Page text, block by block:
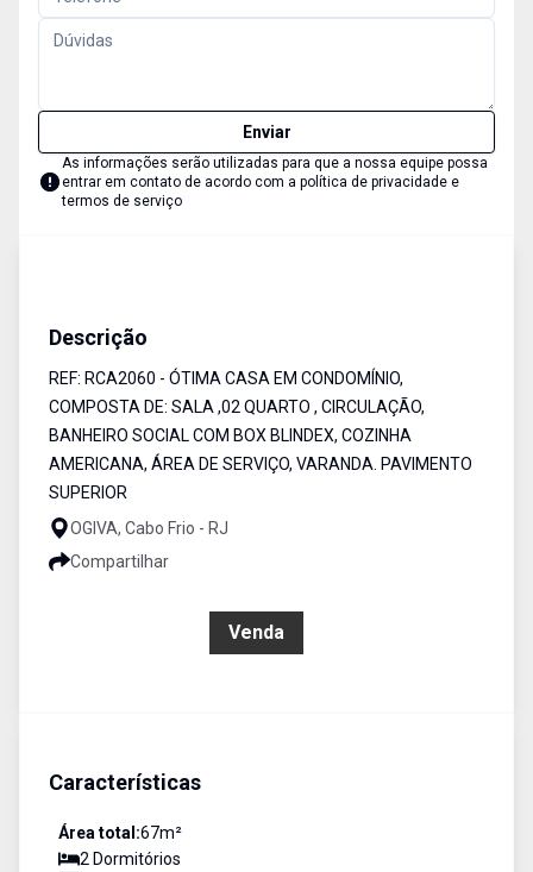
Enviar
As informações serão utilizadas para que a nossa equipe possa
entrar em contato de acordo com a política de privacidade e
termos de serviço
Descrição
REF: RCA2060 - ÓTIMA CASA EM CONDOMÍNIO,
COMPOSTA DE: SALA ,02 QUARTO , CIRCULAÇÃO,
BANHEIRO SOCIAL COM BOX BLINDEX, COZINHA
AMERICANA, ÁREA DE SERVIÇO, VARANDA. PAVIMENTO
SUPERIOR
OGIVA, Cabo Frio - RJ
Compartilhar
Venda
Características
Área total:67m²
2 Dormitórios